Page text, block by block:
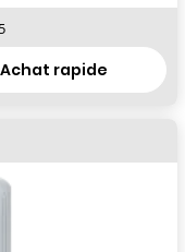
Achat rapide